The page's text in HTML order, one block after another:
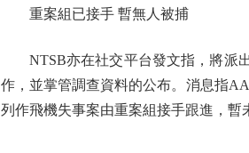
重案組已接手 暫無人被捕
NTSB亦在社交平台發文指，將派出
作，並掌管調查資料的公布。消息指
列作飛機失事案由重案組接手跟進，暫